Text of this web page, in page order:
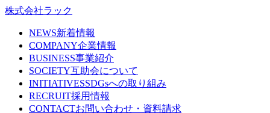
株式会社ラック
NEWS新着情報
COMPANY企業情報
BUSINESS事業紹介
SOCIETY互助会について
INITIATIVESSDGsへの取り組み
RECRUIT採用情報
CONTACTお問い合わせ・資料請求